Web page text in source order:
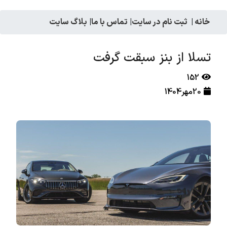
خانه | ثبت نام در سایت| تماس با ما| بلاگ سایت
تسلا از بنز سبقت گرفت
152
20مهر1404